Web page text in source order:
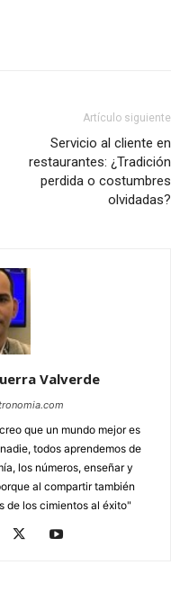
Artículo siguiente
Servicio al cliente en
restaurantes: ¿Tradición
perdida o costumbres
olvidadas?
Valverde
que un mundo mejor es
todos aprendemos de
los números, enseñar y
al compartir también
de los cimientos al éxito"